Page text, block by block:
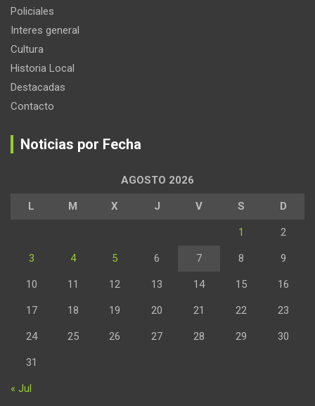
Policiales
Interes general
Cultura
Historia Local
Destacadas
Contacto
Noticias por Fecha
AGOSTO 2026
L M X J V S D
1 2
3 4 5 6 7 8 9
10 11 12 13 14 15 16
17 18 19 20 21 22 23
24 25 26 27 28 29 30
31
« Jul